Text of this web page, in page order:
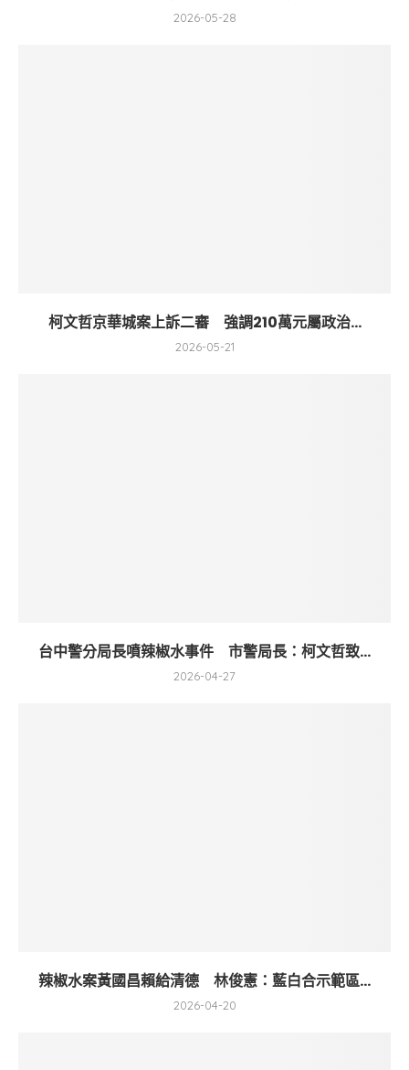
2026-05-28
柯文哲京華城案上訴二審 強調210萬元屬政治...
2026-05-21
台中警分局長噴辣椒水事件 市警局長：柯文哲致...
2026-04-27
辣椒水案黃國昌賴給清德 林俊憲：藍白合示範區...
2026-04-20